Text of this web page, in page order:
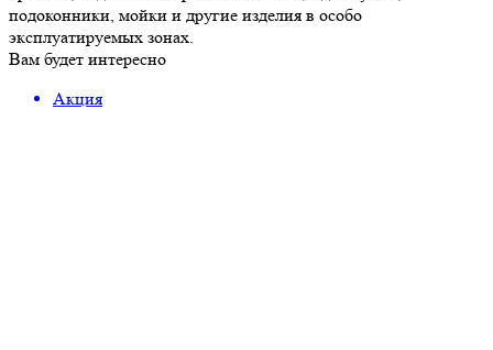
подоконники, мойки и другие изделия в особо
эксплуатируемых зонах.
Вам будет интересно
Акция